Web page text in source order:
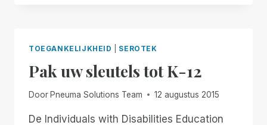
TOEGANKELIJKHEID SEROTEK
Pak uw sleutels tot K-12
Door Pneuma Solutions Team 12 augustus 2015
De Individuals with Disabilities Education